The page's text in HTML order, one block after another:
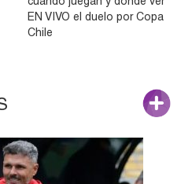
EN VIVO el duelo por Copa
Chile